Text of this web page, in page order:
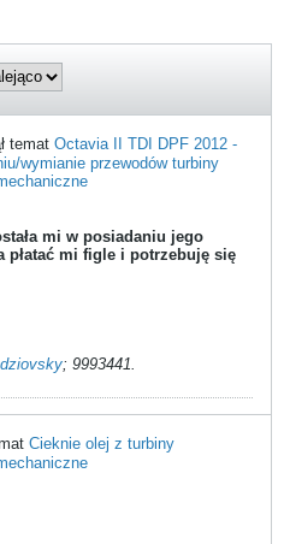
temat Octavia II TDI DPF 2012 -
wymianie przewodów turbiny
mi w posiadaniu jego
płatać mi figle i potrzebuję się
; 9993441.
Cieknie olej z turbiny